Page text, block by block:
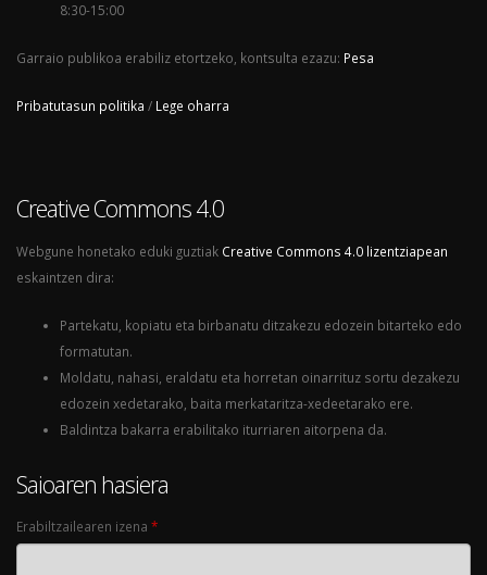
8:30-15:00
Garraio publikoa erabiliz etortzeko, kontsulta ezazu: Pesa
Pribatutasun politika / Lege oharra
Creative Commons 4.0
Webgune honetako eduki guztiak Creative Commons 4.0 lizentziapean
eskaintzen dira:
Partekatu, kopiatu eta birbanatu ditzakezu edozein bitarteko edo
formatutan.
Moldatu, nahasi, eraldatu eta horretan oinarrituz sortu dezakezu
edozein xedetarako, baita merkataritza-xedeetarako ere.
Baldintza bakarra erabilitako iturriaren aitorpena da.
Saioaren hasiera
Erabiltzailearen izena *